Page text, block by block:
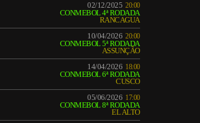
02/12/202520:00
CONMEBOL 4ª RODADA
RANCAGUA
10/04/202620:00
CONMEBOL 5ª RODADA
ASSUNÇÃO
14/04/2026 18:00
CONMEBOL 6ª RODADA
CUSCO
05/06/2026 17:00
CONMEBOL 8ª RODADA
EL ALTO